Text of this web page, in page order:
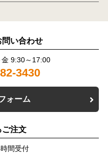
い合わせ
9:30～17:00
3430
ォーム
ご注文
間受付